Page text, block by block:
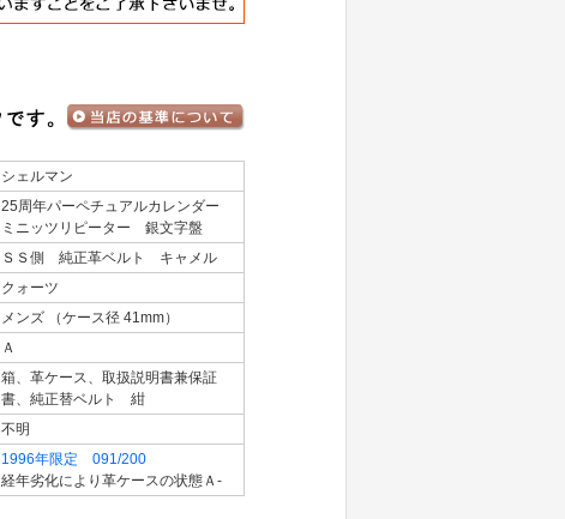
シェルマン
25周年パーペチュアルカレンダー
ミニッツリピーター 銀文字盤
ＳＳ側 純正革ベルト キャメル
クォーツ
メンズ （ケース径 41mm）
Ａ
箱、革ケース、取扱説明書兼保証
書、純正替ベルト 紺
不明
1996年限定 091/200
経年劣化により革ケースの状態Ａ-